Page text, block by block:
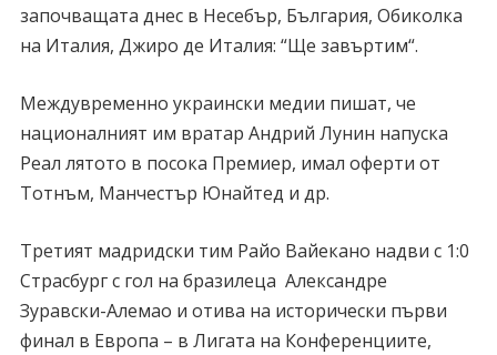
започващата днес в Несебър, България, Обиколка
на Италия, Джиро де Италия: “Ще завъртим“.
Междувременно украински медии пишат, че
националният им вратар Андрий Лунин напуска
Реал лятото в посока Премиер, имал оферти от
Тотнъм, Манчестър Юнайтед и др.
Третият мадридски тим Райо Вайекано надви с 1:0
Страсбург с гол на бразилеца Александре
Зуравски-Алемао и отива на исторически първи
финал в Европа – в Лигата на Конференциите,